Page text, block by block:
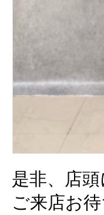
是非、店
ご来店お